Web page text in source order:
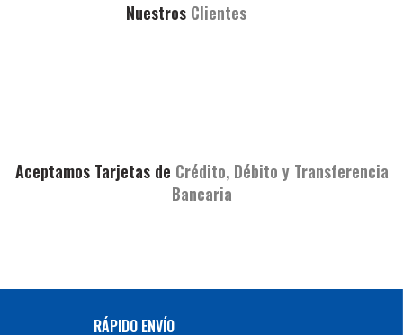
NuestrosClientes
Aceptamos Tarjetas de Crédito, Débito y Transferencia
Bancaria
RÁPIDO ENVÍO